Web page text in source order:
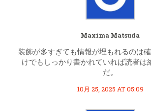
Maxima Matsuda
装飾が多すぎても情報が埋もれるのは
けでもしっかり書かれていれば読者は
だ。
10月 25, 2025 AT 05:09